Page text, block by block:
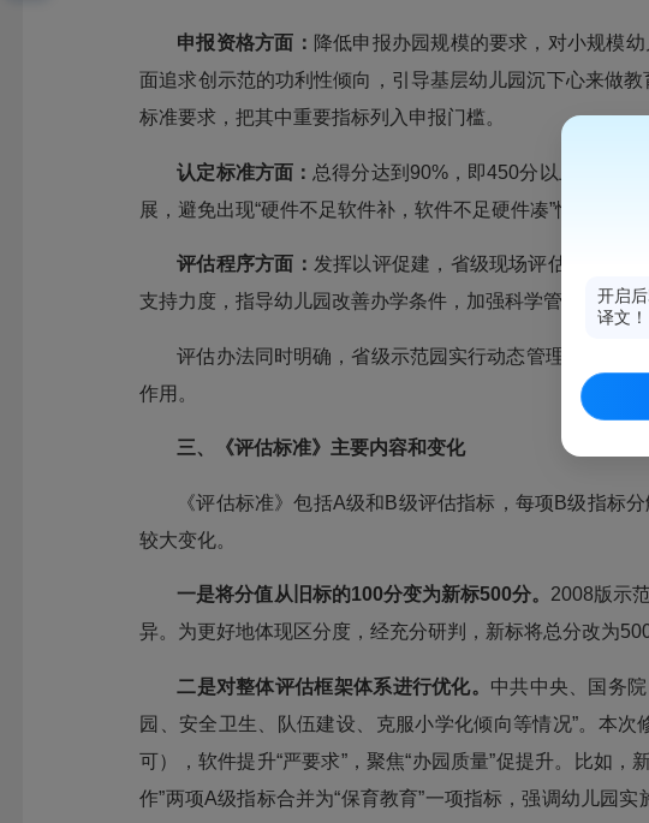
申报资格方面： 降低申报办园规模的要求，对小规模
面追求创示范的功利性倾向，引导基层幼儿园沉下心来做
标准要求，把其中重要指标列入申报门槛。
认定标准方面： 总得分达到90%，即450分以上，并新
展，避免出现“硬件不足软件补，软件不足硬件凑”情况。
评估程序方面： 发挥以评促建，省级现场评估后，针
支持力度，指导幼儿园改善办学条件，加强科学管理，深
评估办法同时明确，省级示范园实行动态管理。省级
作用。
三、《评估标准》主要内容和变化
《评估标准》包括A级和B级评估指标，每项B级指标
较大变化。
一是将分值从旧标的100分变为新标500分。 2008版示
异。为更好地体现区分度，经充分研判，新标将总分改为
二是对整体评估框架体系进行优化。 中共中央、国务
园、安全卫生、队伍建设、克服小学化倾向等情况”。本
可），软件提升“严要求”，聚焦“办园质量”促提升。比如
作”两项A级指标合并为“保育教育”一项指标，强调幼儿园
开启
译文！